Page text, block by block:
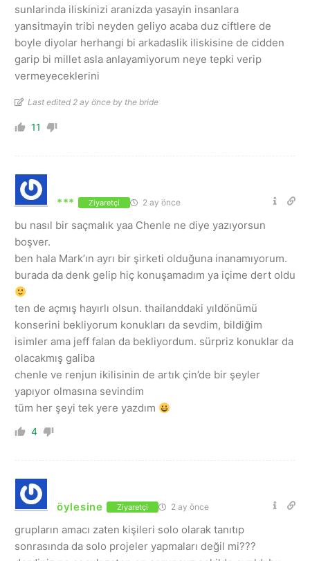
sunlarinda iliskinizi aranizda yasayin insanlara
yansitmayin tribi neyden geliyo acaba duz ciftlere de
boyle diyolar herhangi bi arkadaslik iliskisine de cidden
garip bi millet asla anlayamiyorum neye tepki verip
vermeyeceklerini
Last edited 2 ay önce by the bride
11
*** Ziyaretçi 2 ay önce
bu nasıl bir saçmalık yaa Chenle ne diye yazıyorsun
boşver.
ben hala Mark’ın ayrı bir şirketi olduğuna inanamıyorum.
burada da denk gelip hiç konuşamadım ya içime dert oldu
ten de açmış hayırlı olsun. thailanddaki yıldönümü
konserini bekliyorum konukları da sevdim, bildiğim
isimler ama jeff falan da bekliyordum. sürpriz konuklar da
olacakmış galiba
chenle ve renjun ikilisinin de artık çin’de bir şeyler
yapıyor olmasına sevindim
tüm her şeyi tek yere yazdım
4
öylesine Ziyaretçi 2 ay önce
grupların amacı zaten kişileri solo olarak tanıtıp
sonrasında da solo projeler yapmaları değil mi???